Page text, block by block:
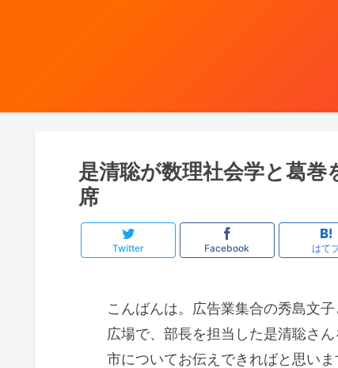
是清聡が数理社会学と葛巻
席
Twitter Facebook はて
こんばんは。広告業集合の秀島文
広場で、部長を担当した是清聡さ
市についてお伝えできればと思いま